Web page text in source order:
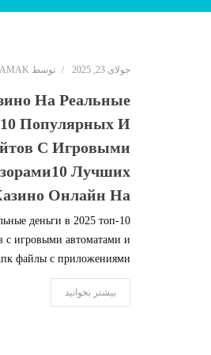
جولای 23, 2025 توسط
На Реальные
Популярных И
С Игровыми
Лучших
Онлайн На
деньги в 2025 топ-10
с игровыми автоматами и
файлы с приложениями…
بیشتر بخوانید